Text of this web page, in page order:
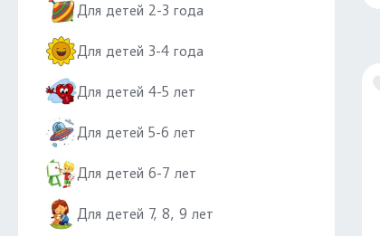
Для детей 2-3 года
Для детей 3-4 года
Для детей 4-5 лет
Для детей 5-6 лет
Для детей 6-7 лет
Для детей 7, 8, 9 лет